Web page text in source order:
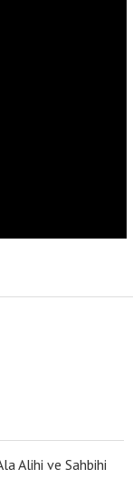
Alihi ve Sahbihi